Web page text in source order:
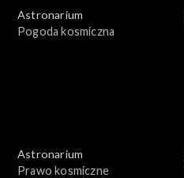
Astronarium
Pogoda kosmiczna
Astronarium
Prawo kosmiczne